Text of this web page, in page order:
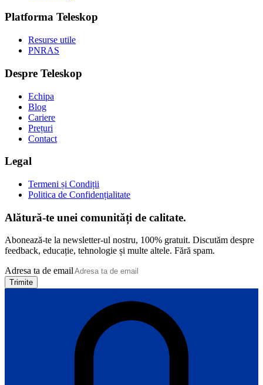
Platforma Teleskop
Resurse utile
PNRAS
Despre Teleskop
Echipa
Blog
Cariere
Prețuri
Contact
Legal
Termeni și Condiții
Politica de Confidențialitate
Alătură-te unei comunități de calitate.
Abonează-te la newsletter-ul nostru, 100% gratuit. Discutăm despre
feedback, educație, tehnologie și multe altele. Fără spam.
Adresa ta de email
Trimite